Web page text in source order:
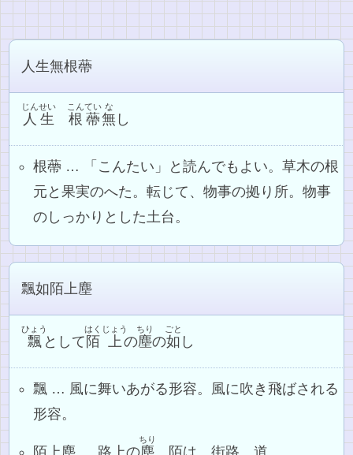
人生無根蔕
人生
じんせい
根蔕
こんてい
無
な
し
根蔕 … 「こんたい」と読んでもよい。草木の根
元と果実のへた。転じて、物事の拠り所。物事
のしっかりとした土台。
飄如陌上塵
飄
ひょう
として 陌
はく
上
じょう
の塵
ちり
の如
ごと
し
飄 … 風に舞いあがる形容。風に吹き飛ばされる
形容。
陌上塵 … 路上の塵
ちり
。陌は、街路。道。